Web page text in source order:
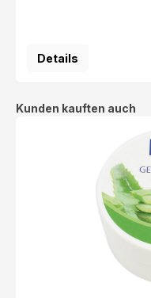
Details
Produktgalerie
Kunden kauften auch